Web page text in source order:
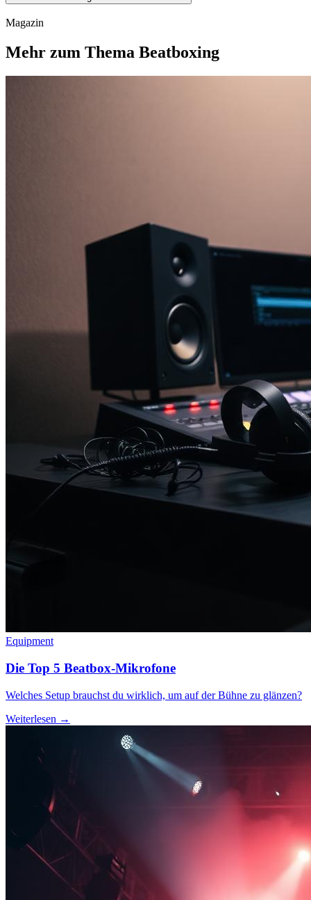
Magazin
Mehr zum Thema Beatboxing
Equipment
Die Top 5 Beatbox-Mikrofone
Welches Setup brauchst du wirklich, um auf der Bühne zu glänzen?
Weiterlesen →